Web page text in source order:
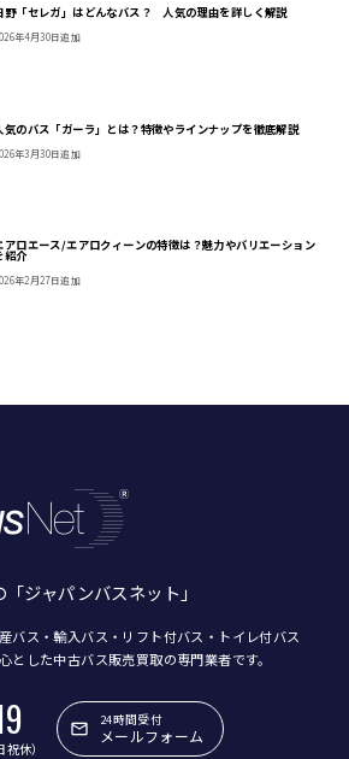
野「セレガ」はどんなバス？ 人気の理由を詳しく解説
年4月30日追加
気のバス「ガーラ」とは？特徴やラインナップを徹底解説
年3月30日追加
アロエース/エアロクィーンの特徴は？魅力やバリエーション
紹介
年2月27日追加
ジャパンバスネット」
バス・輸入バス・リフト付バス・トイレ付バス
とした中古バス販売買取の専門業者です。
休）
24時間受付
メールフォーム